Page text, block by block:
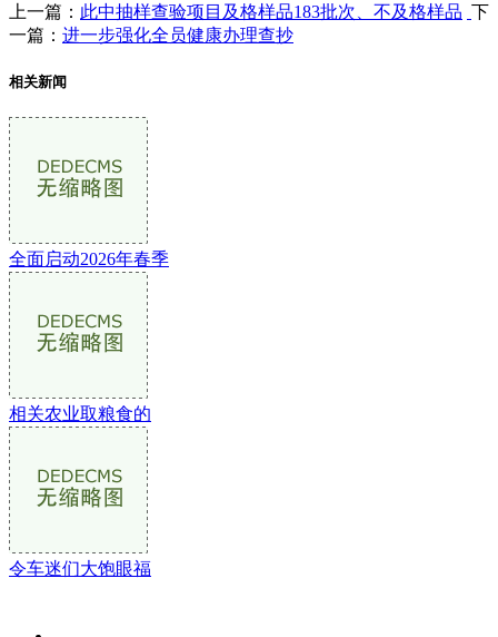
上一篇： 此中抽样查验项目及格样品183批次、不及格样品 下
一篇： 进一步强化全员健康办理查抄
相关新闻
全面启动2026年春季
相关农业取粮食的
令车迷们大饱眼福